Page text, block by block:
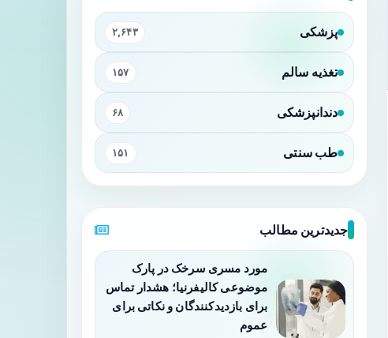
پزشکی ۲,۶۴۳
تغذیه سالم ۱۵۷
دندانپزشکی ۶۸
طب سنتی ۱۵۱
جدیدترین مطالب
مورد مسری سرخک در پارک
موضوعی کالیفرنیا؛ هشدار تماس
برای بازدیدکنندگان و نکاتی برای
عموم